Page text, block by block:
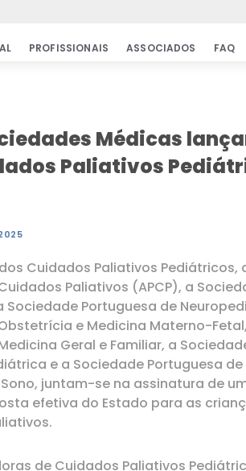
PROFISSIONAIS ASSOCIADOS FAQ
& Workshops
de Emprego
de Cuidados
de Leitura
úteis
Vantagens
Parcerias &
importantes
FAQ
LOJA
Médicas
Paliativos
Cuidados Paliativos Pediátricos,
Paliativos (APCP), a
Sociedade Portuguesa de
e Medicina Materno-
Geral e Familiar, a
e a Sociedade Portuguesa
juntam-se na assinatura de
efetiva do Estado para as
de Cuidados Paliativos